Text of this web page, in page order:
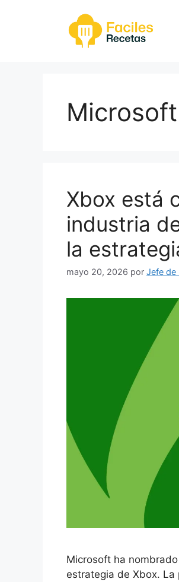
Microsoft
Xbox está
industria
la
mayo 20, 2026 por Jefe de
Microsoft ha
estrategia de Xbox.